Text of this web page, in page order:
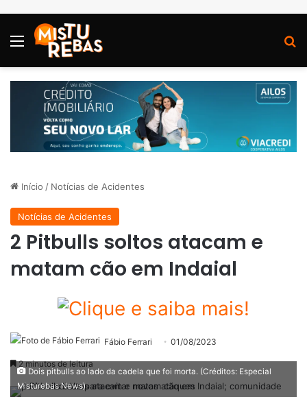
Menu
Início / Notícias de Acidentes
Notícias de Acidentes
2 Pitbulls soltos atacam e
matam cão em Indaial
Fábio Ferrari 01/08/2023
2 minutos de leitura
Dois pitbulls ao lado da cadela que foi morta. (Créditos: Especial
Misturebas News)